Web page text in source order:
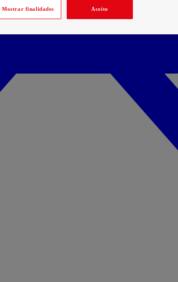
Mostrar finalidades Aceito